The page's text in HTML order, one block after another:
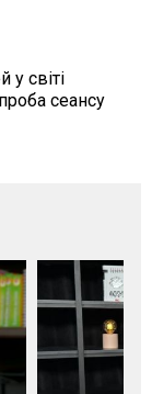
світі
сеансу